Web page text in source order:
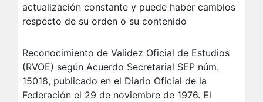
actualización constante y puede haber cambios
respecto de su orden o su contenido
Reconocimiento de Validez Oficial de Estudios
(RVOE) según Acuerdo Secretarial SEP núm.
15018, publicado en el Diario Oficial de la
Federación el 29 de noviembre de 1976. El